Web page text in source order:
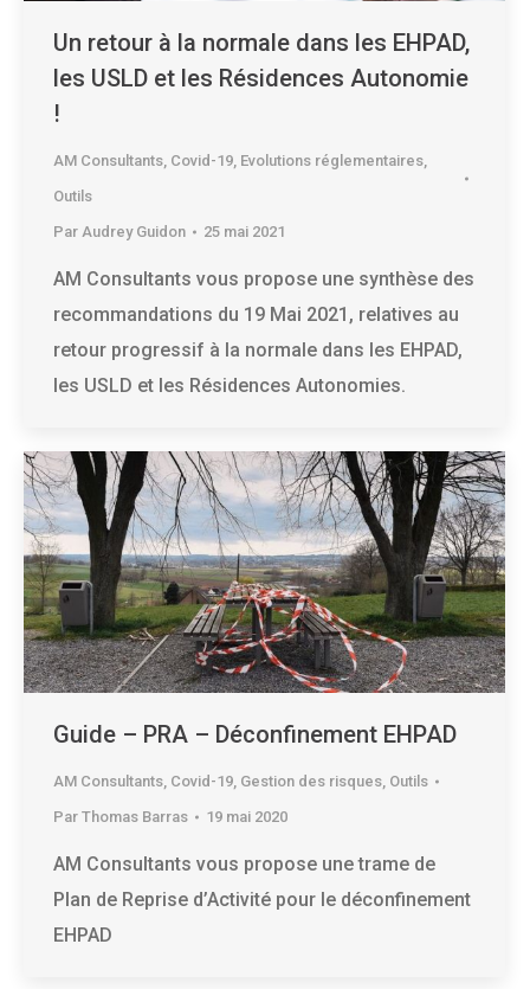
Un retour à la normale dans les EHPAD,
les USLD et les Résidences Autonomie
!
AM Consultants Covid-19 Evolutions réglementaires
Outils
Par Audrey Guidon 25 mai 2021
AM Consultants vous propose une synthèse des
recommandations du 19 Mai 2021, relatives au
retour progressif à la normale dans les EHPAD,
les USLD et les Résidences Autonomies.
Guide – PRA – Déconfinement EHPAD
AM Consultants Covid-19 Gestion des risques Outils
Par Thomas Barras 19 mai 2020
AM Consultants vous propose une trame de
Plan de Reprise d’Activité pour le déconfinement
EHPAD